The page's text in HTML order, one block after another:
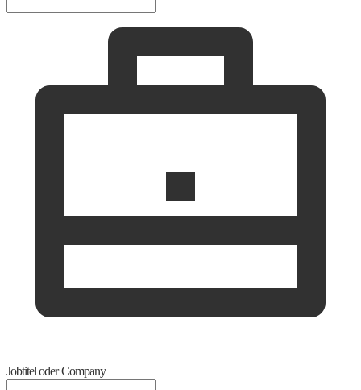
Jobtitel oder Company